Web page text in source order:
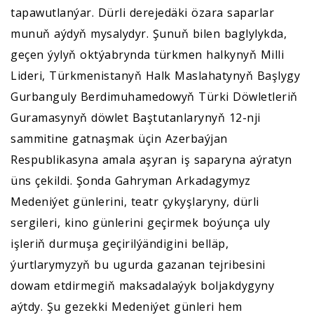
tapawutlanýar. Dürli derejedäki özara saparlar
munuň aýdyň mysalydyr. Şunuň bilen baglylykda,
geçen ýylyň oktýabrynda türkmen halkynyň Milli
Lideri, Türkmenistanyň Halk Maslahatynyň Başlygy
Gurbanguly Berdimuhamedowyň Türki Döwletleriň
Guramasynyň döwlet Baştutanlarynyň 12-nji
sammitine gatnaşmak üçin Azerbaýjan
Respublikasyna amala aşyran iş saparyna aýratyn
üns çekildi. Şonda Gahryman Arkadagymyz
Medeniýet günlerini, teatr çykyşlaryny, dürli
sergileri, kino günlerini geçirmek boýunça uly
işleriň durmuşa geçirilýändigini belläp,
ýurtlarymyzyň bu ugurda gazanan tejribesini
dowam etdirmegiň maksadalaýyk boljakdygyny
aýtdy. Şu gezekki Medeniýet günleri hem